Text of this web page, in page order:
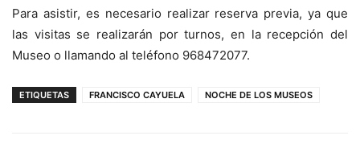
Para asistir, es necesario realizar reserva previa, ya que
las visitas se realizarán por turnos, en la recepción del
Museo o llamando al teléfono 968472077.
ETIQUETAS FRANCISCO CAYUELA NOCHE DE LOS MUSEOS